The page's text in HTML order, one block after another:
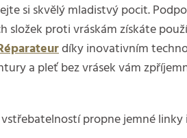
si skvělý mladistvý pocit.
složek proti vráskám získáte
díky inovativním
a pleť bez vrásek vám
propne jemné